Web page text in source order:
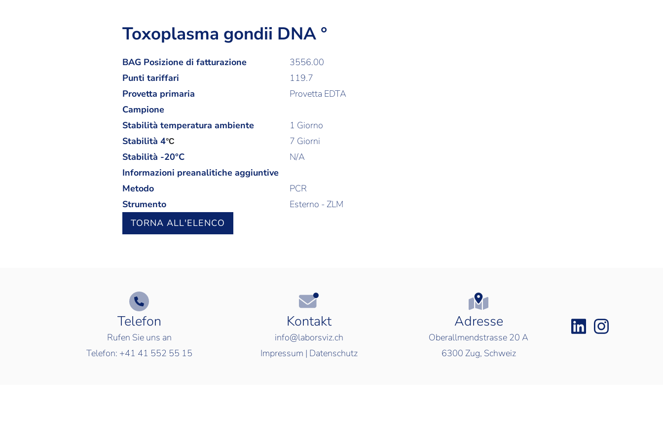
Toxoplasma gondii DNA °
BAG Posizione di fatturazione
3556.00
Punti tariffari
119.7
Provetta primaria
Provetta EDTA
Campione
Stabilità temperatura ambiente
1 Giorno
Stabilità 4°C
7 Giorni
Stabilità -20°C
N/A
Informazioni preanalitiche aggiuntive
Metodo
PCR
Strumento
Esterno - ZLM
TORNA ALL'ELENCO
Telefon
Rufen Sie uns an
Telefon: +41 41 552 55 15
Kontakt
info@laborsviz.ch
Impressum | Datenschutz
Adresse
Oberallmendstrasse 20 A
6300 Zug, Schweiz